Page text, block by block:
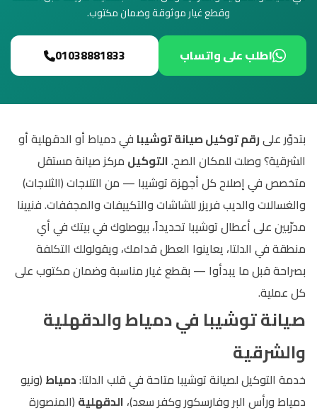
وقطع غيار موثوقة وضمان مكتوب.
اطلب على واتساب 01038881833
بتدوّر علىرقم توكيل صيانة توشيبا في دمياط أو الدقهلية أو
الشرقية؟ وصلت للمكان الصح.التوكيل مركز صيانة مستقل
متخصص في إصلاح كل أجهزة توشيبا — من التلاجات (الثلاجات)
والغسالات والديب فريزر للشاشات والتكييفات والمجففات. فنيينا
مدرّبين على أعطال توشيبا تحديداً، بيوصلوك في بيتك في أي
منطقة في الدلتا، يعاينوا العطل قدامك، ويقولولك التكلفة
بصراحة قبل ما يبدأوا — بقطع غيار مناسبة وضمان مكتوب على
كل عملية.
صيانة توشيبا في دمياط والدقهلية
والشرقية
خدمة التوكيل لصيانة توشيبا متاحة في قلب الدلتا:دمياط (ونيو
دمياط ورأس البر وفارسكور وكفر سعد)، الدقهلية (المنصورة